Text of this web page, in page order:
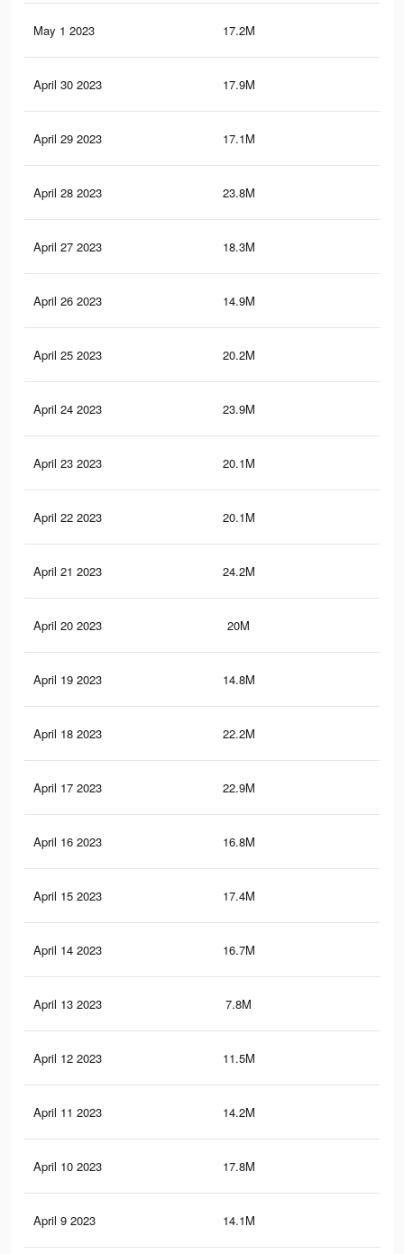
May 1 2023 17.2M
April 30 2023 17.9M
April 29 2023 17.1M
April 28 2023 23.8M
April 27 2023 18.3M
April 26 2023 14.9M
April 25 2023 20.2M
April 24 2023 23.9M
April 23 2023 20.1M
April 22 2023 20.1M
April 21 2023 24.2M
April 20 2023 20M
April 19 2023 14.8M
April 18 2023 22.2M
April 17 2023 22.9M
April 16 2023 16.8M
April 15 2023 17.4M
April 14 2023 16.7M
April 13 2023 7.8M
April 12 2023 11.5M
April 11 2023 14.2M
April 10 2023 17.8M
April 9 2023 14.1M